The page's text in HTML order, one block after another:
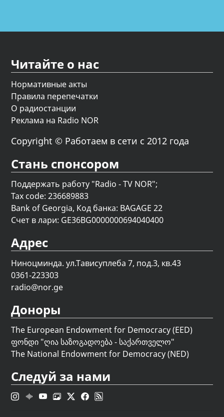
Читайте о нас
Нормативные акты
Правила перепечатки
О радиостанции
Реклама на Radio NOR
Copyright © Работаем в сети с 2012 года
Стань спонсором
Поддержать работу "Radio - TV NOR";
Tax code: 236689883
Bank of Georgia, Код банка: BAGAGE 22
Счет в лари: GE36BG0000000694040400
Адрес
Ниноцминда. ул.Тависуплеба 7, под.3, кв.43
0361-223303
radio@nor.ge
Доноры
The European Endowment for Democracy (EED)
ფონდი "ღია საზოგადოება - საქართველო"
The National Endowment for Democracy (NED)
Следуй за нами